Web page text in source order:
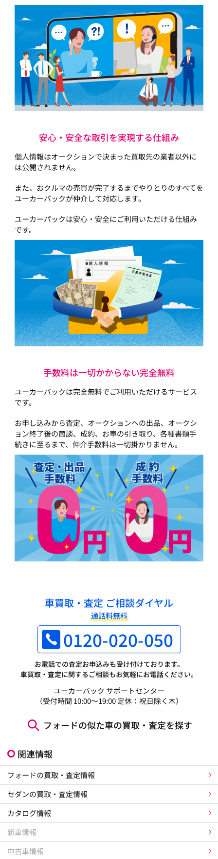
安心・安全な取引を実現する仕組み
個人情報はオークションで決まった買取先の業者以外に
は公開されません。
また、おクルマの売買が完了するまでやりとりのすべてを
ユーカーパックが仲介して対応します。
ユーカーパックは安心・安全にご利用いただける仕組み
です。
手数料は一切かからない完全無料
ユーカーパックは完全無料でご利用いただけるサービス
です。
お申し込みから査定、オークションへの出品、オークシ
ョン終了後の商談、成約、お車の引き取り、各種書類手
続きに至るまで、仲介手数料は一切掛かりません。
車買取・査定 ご相談ダイヤル
通話料無料
0120-020-050
お電話での査定お申込みも受け付けております。
車買取・査定に関するご相談もお気軽にお電話ください。
ユーカーパック サポートセンター
（受付時間 10:00～19:00 定休：祝日除く木）
フォードの似た車の買取・査定を探す
関連情報
フォードの買取・査定情報
セダンの買取・査定情報
カタログ情報
新車情報
中古車情報